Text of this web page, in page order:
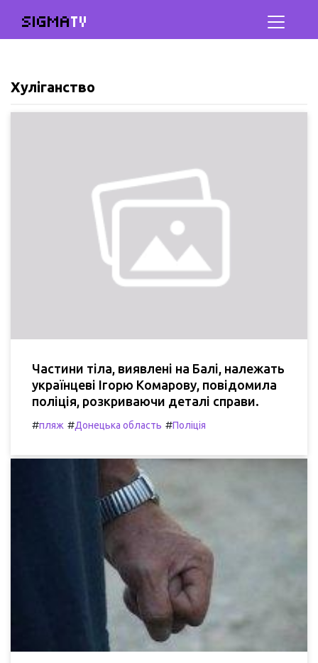
SIGMATV
Хуліганство
Частини тіла, виявлені на Балі, належать
українцеві Ігорю Комарову, повідомила
поліція, розкриваючи деталі справи.
#пляж #Донецька область #Поліція